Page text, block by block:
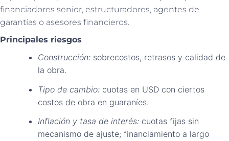
financiadores senior, estructuradores, agentes de
garantías o asesores financieros.
Principales riesgos
Construcción: sobrecostos, retrasos y calidad de
la obra.
Tipo de cambio: cuotas en USD con ciertos
costos de obra en guaraníes.
Inflación y tasa de interés: cuotas fijas sin
mecanismo de ajuste; financiamiento a largo